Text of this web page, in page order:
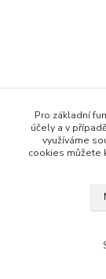
Pro základní
účely a v
využíváme
cookies můžete